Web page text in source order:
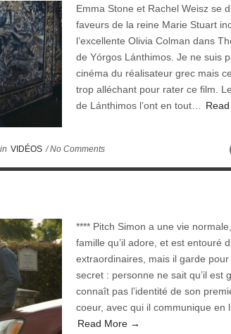
Emma Stone et Rachel Weisz se
faveurs de la reine Marie Stuart
l’excellente Olivia Colman dans
de Yórgos Lánthimos. Je ne suis
cinéma du réalisateur grec mais
trop alléchant pour rater ce film.
de Lánthimos l’ont en tout…
in VIDÉOS / No Comments
**** Pitch Simon a une vie
famille qu’il adore, et est entouré
extraordinaires, mais il garde
secret : personne ne sait qu’il est
connaît pas l’identité de son
coeur, avec qui il communique en
Read More →